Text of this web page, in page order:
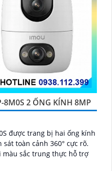
8M0S 2 ỐNG KÍNH 8MP
được trang bị hai ống kính
toàn cảnh 360° cực rõ.
sắc trung thực hỗ trợ